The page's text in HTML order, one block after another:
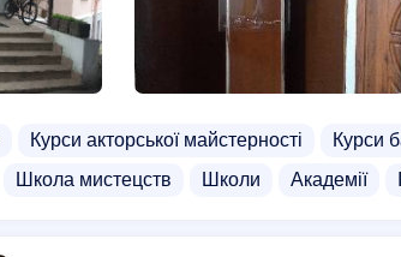
Курси акторської майстерності Курси
Школа мистецств Школи Академії